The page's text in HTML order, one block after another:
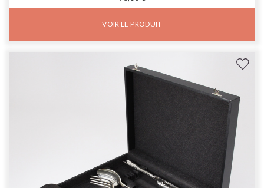
VOIR LE PRODUIT